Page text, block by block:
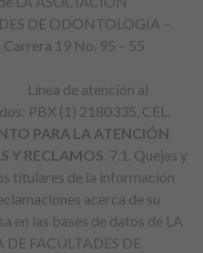
DE ODONTOLOGIA –
19 No. 95 – 55
Línea de atención al
PBX (1) 2180335, CEL.
PARA LA ATENCIÓN
Y RECLAMOS. 7.1. Quejas y
titulares de la información
acerca de su
en las bases de datos de LA
FACULTADES DE